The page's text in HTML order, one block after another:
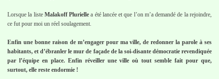
Lorsque la liste Malakoff Plurielle a été lancée et que l’on m’a demandé de la rejoindre,
ce fut pour moi un réel soulagement.
Enfin une bonne raison de m’engager pour ma ville, de redonner la parole à ses
habitants, et d’ébranler le mur de façade de la soi-disante démocratie revendiquée
par l’équipe en place. Enfin réveiller une ville où tout semble fait pour que,
surtout, elle reste endormie !